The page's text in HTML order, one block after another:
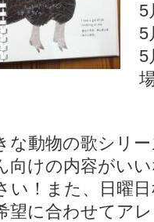
5
5
な動物の歌シリ
向けの内容がい
い！また、日曜
望に合わせてア